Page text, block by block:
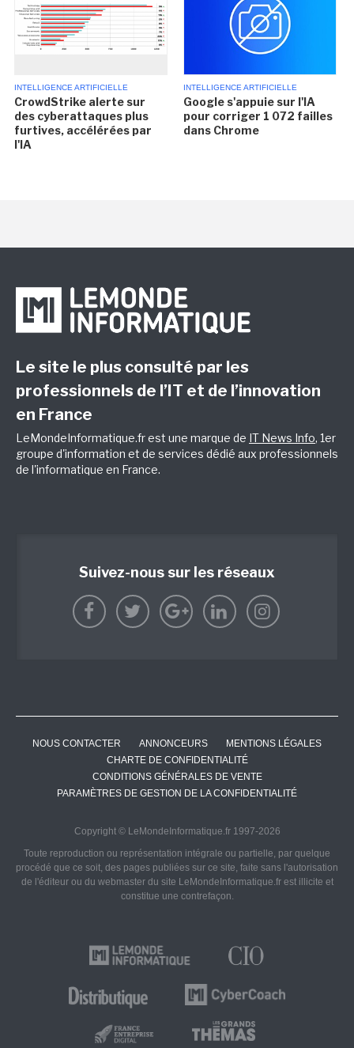
INTELLIGENCE ARTIFICIELLE
CrowdStrike alerte sur
des cyberattaques plus
furtives, accélérées par
l'IA
INTELLIGENCE ARTIFICIELLE
Google s'appuie sur l'IA
pour corriger 1 072 failles
dans Chrome
Le site le plus consulté par les
professionnels de l’IT et de l’innovation
en France
LeMondeInformatique.fr est une marque de IT News Info, 1er
groupe d'information et de services dédié aux professionnels
de l'informatique en France.
Suivez-nous sur les réseaux
NOUS CONTACTER ANNONCEURS
MENTIONS LÉGALES
CHARTE DE CONFIDENTIALITÉ
CONDITIONS GÉNÉRALES DE VENTE
PARAMÈTRES DE GESTION DE LA CONFIDENTIALITÉ
Copyright © LeMondeInformatique.fr 1997-2026
Toute reproduction ou représentation intégrale ou partielle, par quelque
procédé que ce soit, des pages publiées sur ce site, faite sans l'autorisation
de l'éditeur ou du webmaster du site LeMondeInformatique.fr est illicite et
constitue une contrefaçon.